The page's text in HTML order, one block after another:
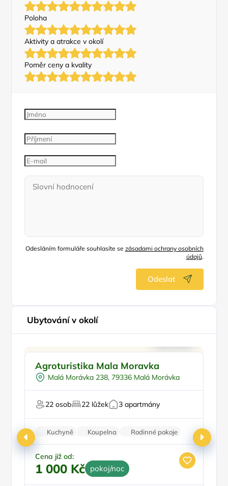
Poloha
Aktivity a atrakce v okolí
Poměr ceny a kvality
Odesláním formuláře souhlasíte se zásadami ochrany osobních
údajů.
Odeslat
Ubytování v okolí
Návštěva farmy
Pro cyklisty
Pro milovníky přírody
Pro hosty s omezením
Agroturistika Mala Moravka
Malá Morávka 238, 79336 Malá Morávka
22 osob 22 lůžek 3 apartmány
Kuchyně Koupelna
Rodinné pokoje
Zvířata povolena
Stolní hry
Cena již od:
1 000 Kč pokoj/noc